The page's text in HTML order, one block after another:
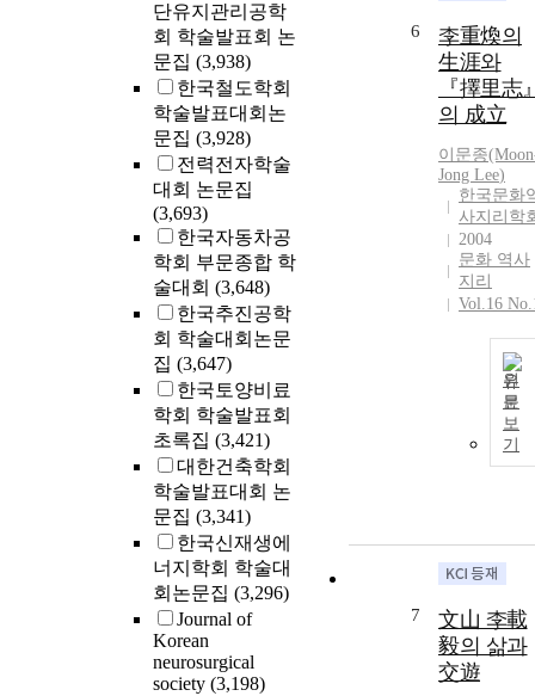
단유지관리공학
회 학술발표회 논
문집 (3,938)
한국철도학회
학술발표대회논
문집 (3,928)
전력전자학술
대회 논문집
(3,693)
한국자동차공
학회 부문종합 학
술대회 (3,648)
한국추진공학
회 학술대회논문
집 (3,647)
한국토양비료
학회 학술발표회
초록집 (3,421)
대한건축학회
학술발표대회 논
문집 (3,341)
한국신재생에
너지학회 학술대
회논문집 (3,296)
Journal of
Korean
neurosurgical
society (3,198)
6
李重煥의
生涯와
『擇里志
의 成立
이문종
Jong Lee)
한국문화
사지리학
2004
문화 역사
지리
Vol.16
원
문
보
기
7
文山 李載
毅의 삶과
交遊